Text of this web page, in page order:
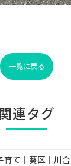
一覧に戻る
連タグ
育て｜葵区｜川合